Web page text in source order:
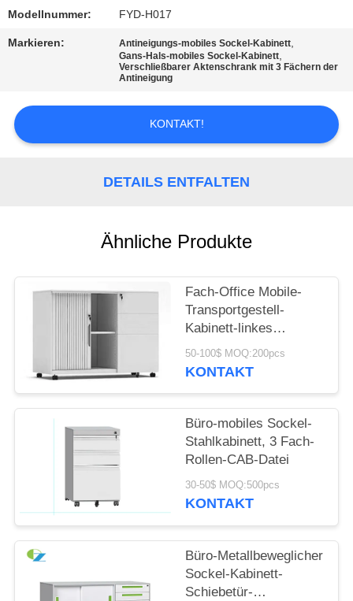
VERBINDUNG
NACHRICHTEN
FORDERN
SIE
PRIVACY
Modellnummer: FYD-H017
Markieren: Antineigungs-mobiles Sockel-Kabinett,
Gans-Hals-mobiles Sockel-Kabinett,
Verschließbarer Aktenschrank mit 3 Fächern der
Antineigung
KONTAKT!
DETAILS ENTFALTEN
Ähnliche Produkte
Fach-Office Mobile-
Transportgestell-
Kabinett-linkes
Deutscher Rehau
Tambour des Recht-3
50-100$ MOQ:200pcs
KONTAKT
Büro-mobiles Sockel-
Stahlkabinett, 3 Fach-
Rollen-CAB-Datei
30-50$ MOQ:500pcs
KONTAKT
Büro-Metallbeweglicher
Sockel-Kabinett-
Schiebetür-